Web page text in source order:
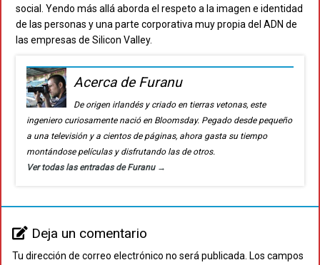
social. Yendo más allá aborda el respeto a la imagen e identidad
de las personas y una parte corporativa muy propia del ADN de
las empresas de Silicon Valley.
Acerca de Furanu
De origen irlandés y criado en tierras vetonas, este
ingeniero curiosamente nació en Bloomsday. Pegado desde pequeño
a una televisión y a cientos de páginas, ahora gasta su tiempo
montándose películas y disfrutando las de otros.
Ver todas las entradas de Furanu →
Deja un comentario
Tu dirección de correo electrónico no será publicada. Los campos